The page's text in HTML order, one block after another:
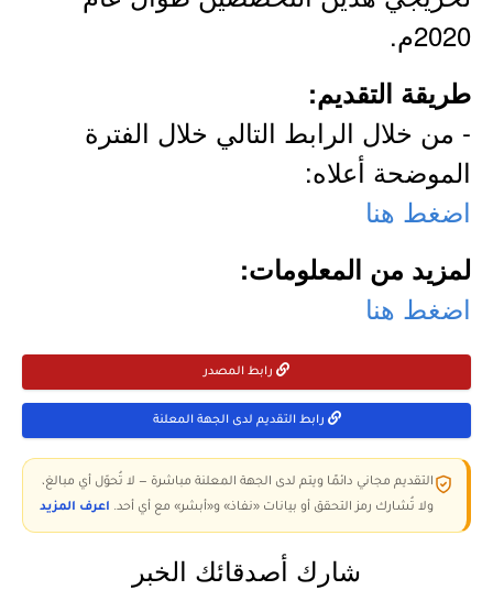
2020م.
طريقة التقديم:
- من خلال الرابط التالي خلال الفترة
الموضحة أعلاه:
اضغط هنا
لمزيد من المعلومات:
اضغط هنا
رابط المصدر
رابط التقديم لدى الجهة المعلنة
التقديم مجاني دائمًا ويتم لدى الجهة المعلنة مباشرة — لا تُحوّل أي مبالغ،
ولا تُشارك رمز التحقق أو بيانات «نفاذ» و«أبشر» مع أي أحد. اعرف المزيد
شارك أصدقائك الخبر